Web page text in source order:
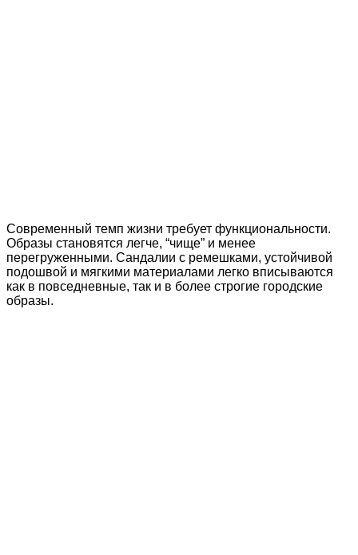
Современный темп жизни требует функциональности.
Образы становятся легче, “чище” и менее
перегруженными. Сандалии с ремешками, устойчивой
подошвой и мягкими материалами легко вписываются
как в повседневные, так и в более строгие городские
образы.